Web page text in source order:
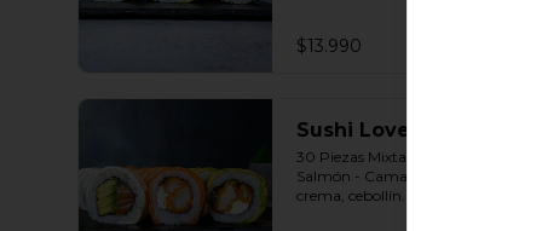
queso crema, cebollín. Incluye: 3
Salsas a elección soya o agridulce
$13.990
Sushi Lovers
30 Piezas Mixtas 10 Envuelto
Salmón - Camarón furay, queso
crema, cebollín. 10 Envuelto Palta